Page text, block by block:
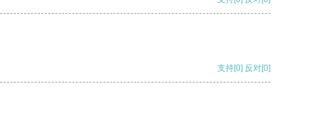
支持[0] 反对[0]